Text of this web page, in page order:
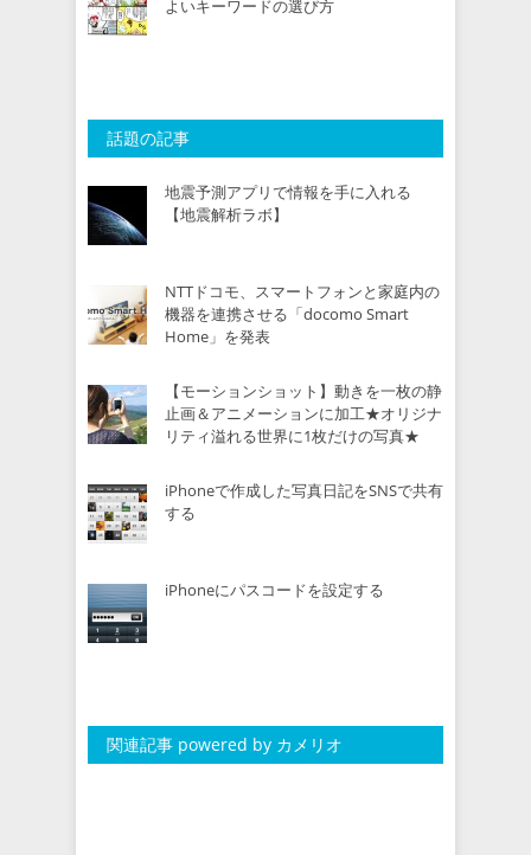
よいキーワードの選び方
話題の記事
地震予測アプリで情報を手に入れる
【地震解析ラボ】
NTTドコモ、スマートフォンと家庭内の
機器を連携させる「docomo Smart
Home」を発表
【モーションショット】動きを一枚の静
止画＆アニメーションに加工★オリジナ
リティ溢れる世界に1枚だけの写真★
iPhoneで作成した写真日記をSNSで共有
する
iPhoneにパスコードを設定する
関連記事 powered by カメリオ